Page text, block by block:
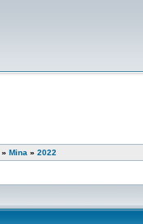
» Mina » 2022